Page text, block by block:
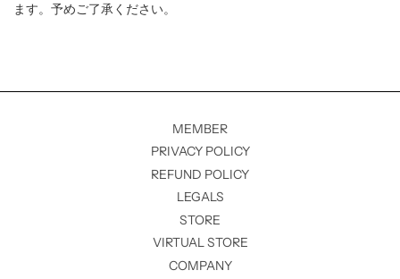
ます。予めご了承ください。
MEMBER
PRIVACY POLICY
REFUND POLICY
LEGALS
STORE
VIRTUAL STORE
COMPANY